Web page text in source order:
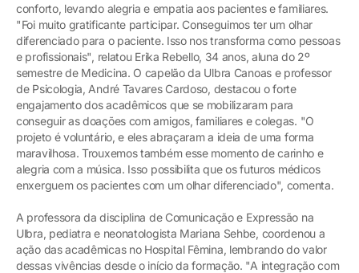
conforto, levando alegria e empatia aos pacientes e familiares.
"Foi muito gratificante participar. Conseguimos ter um olhar
diferenciado para o paciente. Isso nos transforma como pessoas
e profissionais", relatou Erika Rebello, 34 anos, aluna do 2º
semestre de Medicina. O capelão da Ulbra Canoas e professor
de Psicologia, André Tavares Cardoso, destacou o forte
engajamento dos acadêmicos que se mobilizaram para
conseguir as doações com amigos, familiares e colegas. "O
projeto é voluntário, e eles abraçaram a ideia de uma forma
maravilhosa. Trouxemos também esse momento de carinho e
alegria com a música. Isso possibilita que os futuros médicos
enxerguem os pacientes com um olhar diferenciado", comenta.
A professora da disciplina de Comunicação e Expressão na
Ulbra, pediatra e neonatologista Mariana Sehbe, coordenou a
ação das acadêmicas no Hospital Fêmina, lembrando do valor
dessas vivências desde o início da formação. "A integração com